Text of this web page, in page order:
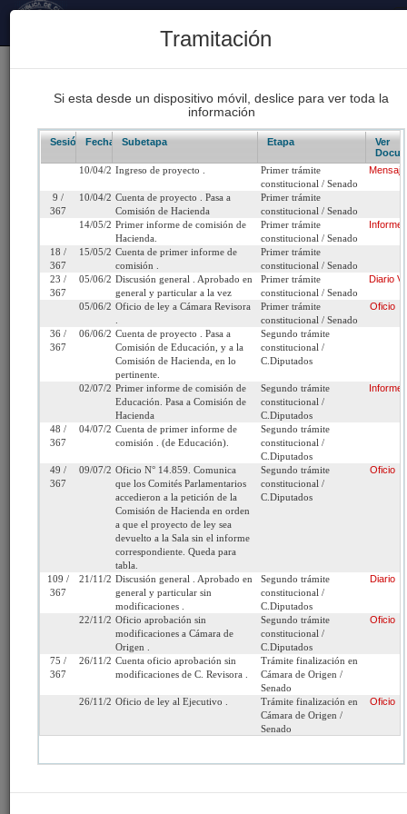
Proyectos de Ley Despachados 93
62
Boletín 12536-05
Inicio
Título:
Proyecto de ley que permite a los
la educación poner término a su relación
perder la bonificación por retiro voluntario.
Ingreso:
Miércoles 10 de Abril,
2019
Urgencia
Actual:
Sin urgencia
de Origen:
Iniciativa:
Proyecto de ley Refundido:
Tramitación terminada
Ley N° 21.191 (Diario
Oficial del 28/12/2019)
Link para
http://www.senado.cl/appsenado/templates/tramitacion/
boletin_ini=12536-05
Seleccione la información que desea
Tramitación Informes Oficios Indicaciones
Tramitación
Si esta desde un dispositivo móvil, deslice para ver toda la
información
Sesión/Leg.
Fecha Subetapa Etapa
Ver
10/04/2019Ingreso de proyecto .
Primer trámite
constitucional / Senado
9 /
367
10/04/2019Cuenta de proyecto . Pasa a
Comisión de Hacienda
Primer trámite
constitucional / Senado
14/05/2019Primer informe de comisión de
Hacienda.
Primer trámite
constitucional / Senado
Informe
18 /
367
15/05/2019Cuenta de primer informe de
comisión .
Primer trámite
constitucional / Senado
23 /
367
05/06/2019Discusión general . Aprobado en
general y particular a la vez
Primer trámite
constitucional / Senado
Diario
05/06/2019Oficio de ley a Cámara Revisora
Primer trámite
constitucional / Senado
Oficio
36 /
367
06/06/2019Cuenta de proyecto . Pasa a
Comisión de Educación, y a la
Comisión de Hacienda, en lo
pertinente.
Segundo trámite
constitucional /
C.Diputados
02/07/2019Primer informe de comisión de
Educación. Pasa a Comisión de
Hacienda
Segundo trámite
constitucional /
C.Diputados
Informe
48 /
367
04/07/2019Cuenta de primer informe de
comisión . (de Educación).
Segundo trámite
constitucional /
C.Diputados
49 /
367
09/07/2019Oficio N° 14.859. Comunica
que los Comités Parlamentarios
accedieron a la petición de la
Comisión de Hacienda en orden
a que el proyecto de ley sea
devuelto a la Sala sin el informe
correspondiente. Queda para
tabla.
Segundo trámite
constitucional /
C.Diputados
Oficio
109 /
367
21/11/2019Discusión general . Aprobado en
general y particular sin
modificaciones .
Segundo trámite
constitucional /
C.Diputados
Diario
22/11/2019Oficio aprobación sin
modificaciones a Cámara de
Origen .
Segundo trámite
constitucional /
C.Diputados
Oficio
75 /
367
26/11/2019Cuenta oficio aprobación sin
modificaciones de C. Revisora .
Trámite finalización en
Cámara de Origen /
Senado
26/11/2019Oficio de ley al Ejecutivo .
Trámite finalización en
Cámara de Origen /
Senado
Oficio